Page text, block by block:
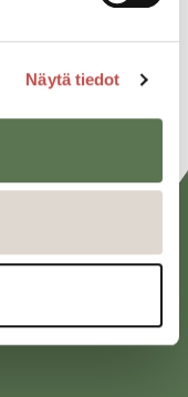
Näytä tiedot